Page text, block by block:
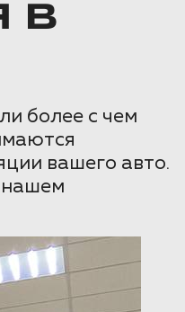
В
более с чем
вашего авто.
нашем